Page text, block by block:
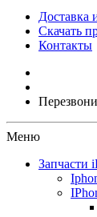
Доставка
Скачать
Контакты
Меню
Запчасти